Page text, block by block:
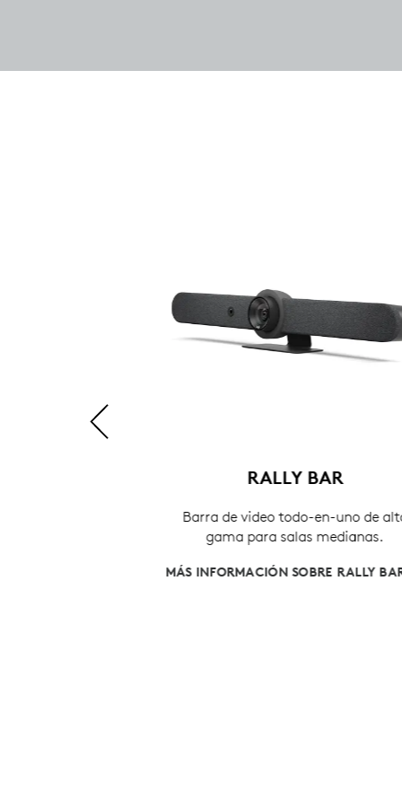
RALLY BAR
Barra de video todo-en-uno de alta
gama para salas medianas.
MÁS INFORMACIÓN SOBRE RALLY BAR